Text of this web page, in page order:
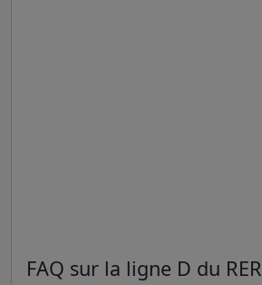
FAQ sur la ligne D du RER